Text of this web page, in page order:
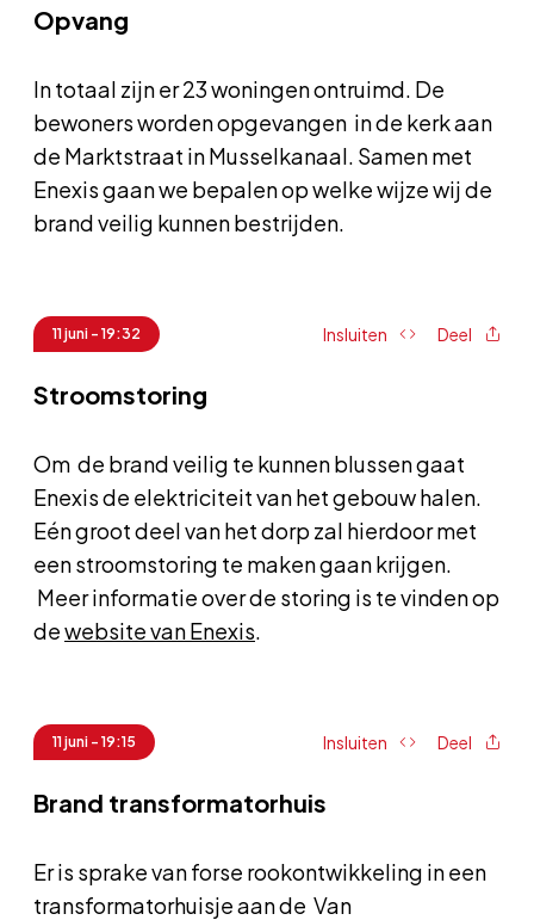
Opvang
In totaal zijn er 23 woningen ontruimd. De
bewoners worden opgevangen in de kerk aan
de Marktstraat in Musselkanaal. Samen met
Enexis gaan we bepalen op welke wijze wij de
brand veilig kunnen bestrijden.
11 juni - 19:32 Insluiten Deel
Stroomstoring
Om de brand veilig te kunnen blussen gaat
Enexis de elektriciteit van het gebouw halen.
Eén groot deel van het dorp zal hierdoor met
een stroomstoring te maken gaan krijgen.
Meer informatie over de storing is te vinden op
dewebsite van Enexis.
11 juni - 19:15 Insluiten Deel
Brand transformatorhuis
Er is sprake van forse rookontwikkeling in een
transformatorhuisje aan de Van